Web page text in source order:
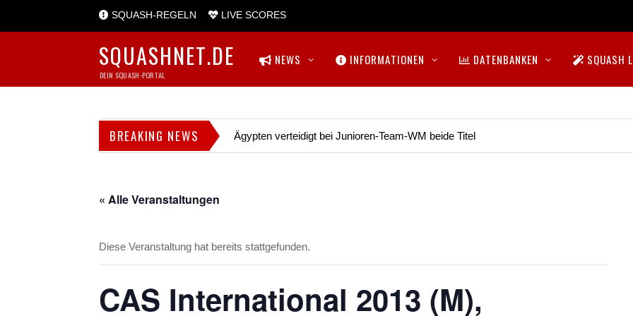
SQUASH-REGELN LIVE SCORES
SQUASHNET.DE
DEIN SQUASH-PORTAL
NEWS INFORMATIONEN DATENBANKEN SQUASH
BREAKING NEWS Ägypten verteidigt bei Junioren-Team-WM beide Titel
« Alle Veranstaltungen
Diese Veranstaltung hat bereits stattgefunden.
CAS International 2013 (M),